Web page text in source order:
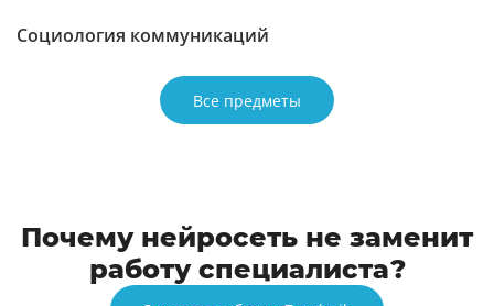
Социология коммуникаций
Все предметы
Почему нейросеть не заменит
работу специалиста?